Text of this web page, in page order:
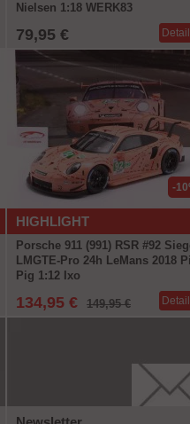
Nielsen 1:18 WERK83
79,95 €
HIGHLIGHT
-
Porsche 911 (991) RSR #92
LMGTE-Pro 24h LeMans 2018
Pig 1:12 Ixo
134,95 € 149,95 €